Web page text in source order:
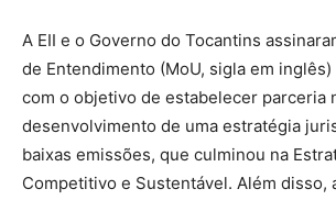
A EII e o Governo do Tocantins
de Entendimento (MoU, sigla em
com o objetivo de estabelecer parceria
desenvolvimento de uma estratégia
baixas emissões, que culminou na
Competitivo e Sustentável. Além disso,